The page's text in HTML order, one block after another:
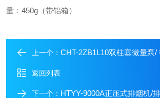
量：450g（带铝箱）
上一个： CHT-2ZB1L10双柱塞微量泵/ 微量泵 /北京柱
返回列表
下一个： HTYY-9000A正压式排烟机/排烟机/